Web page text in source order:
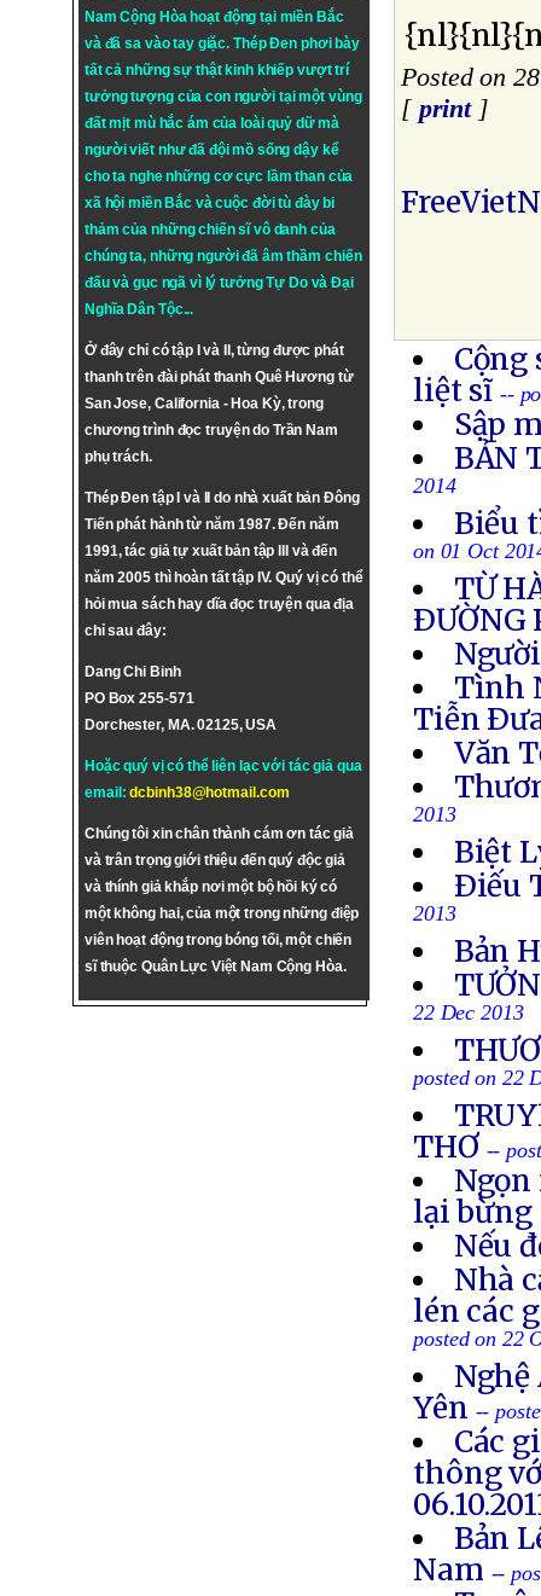
Nam Cộng Hòa hoạt động tại miền Bắc
và đã sa vào tay giặc. Thép Đen phơi bày
tất cả những sự thật kinh khiếp vượt trí
tưởng tượng của con người tại một vùng
đất mịt mù hắc ám của loài quỷ dữ mà
người viết như đã đội mồ sống dậy kể
cho ta nghe những cơ cực lầm than của
xã hội miền Bắc và cuộc đời tù đày bi
thảm của những chiến sĩ vô danh của
chúng ta, những người đã âm thầm chiến
đấu và gục ngã vì lý tưởngTự DovàĐại
Nghĩa Dân Tộc...
Ở đây chỉ có tập I và II, từng được phát
thanh trên đài phát thanh Quê Hương từ
San Jose, California - Hoa Kỳ, trong
chương trình đọc truyện do Trần Nam
phụ trách.
Thép Đen tập I và II do nhà xuất bản Đông
Tiến phát hành từ năm 1987. Đến năm
1991, tác giả tự xuất bản tập III và đến
năm 2005 thì hoàn tất tập IV. Quý vị có thể
hỏi mua sách hay dĩa đọc truyện qua địa
chỉ sau đây:
Dang Chi Binh
PO Box 255-571
Dorchester, MA. 02125, USA
Hoặc quý vị có thể liên lạc với tác giả qua
email:dcbinh38@hotmail.com
Chúng tôi xin chân thành cám ơn tác giả
và trân trọng giới thiệu đến quý độc giả
và thính giả khắp nơi một bộ hồi ký có
một không hai, của một trong những điệp
viên hoạt động trong bóng tối, một chiến
sĩ thuộc Quân Lực Việt Nam Cộng Hòa.
Posted on
[ print]
Cộng
liệt sĩ --
Sập
BẢN
2014
Biểu
on 01 Oct
TỪ
ÐƯỜNG
Tình
Tiễn
Văn
2013
Biệt
Ðiếu
2013
Bản
22 Dec 2013
posted on 22
THƠ --
lại bừng
Nếu
Nhà
lén các
posted on 22
Nghệ
Yên --
Các
thông
Bản
Nam --